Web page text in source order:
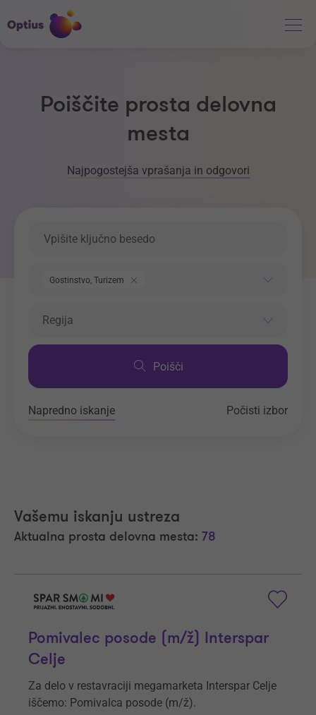
Poiščite prosta delovna
mesta
Najpogostejša vprašanja in odgovori
Gostinstvo, Turizem
Regija
Poišči
Napredno iskanje Počisti izbor
Vašemu iskanju ustreza
Aktualna prosta delovna mesta: 78
Pomivalec posode (m/ž) Interspar
Celje
Za delo v restavraciji megamarketa Interspar Celje
iščemo: Pomivalca posode (m/ž).